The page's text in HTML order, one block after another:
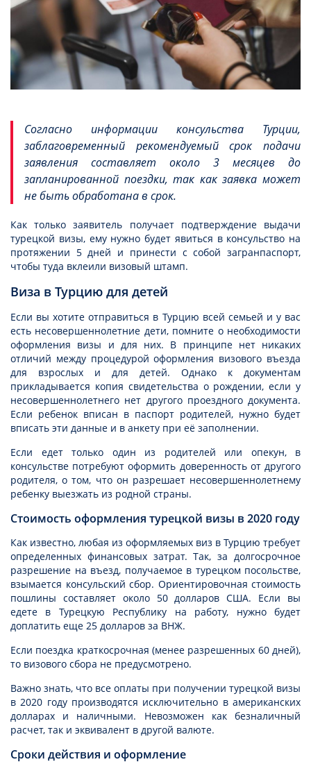
Согласно информации консульства Турции,
заблаговременный рекомендуемый срок подачи
заявления составляет около 3 месяцев до
запланированной поездки, так как заявка может
не быть обработана в срок.
Как только заявитель получает подтверждение выдачи
турецкой визы, ему нужно будет явиться в консульство на
протяжении 5 дней и принести с собой загранпаспорт,
чтобы туда вклеили визовый штамп.
Виза в Турцию для детей
Если вы хотите отправиться в Турцию всей семьей и у вас
есть несовершеннолетние дети, помните о необходимости
оформления визы и для них. В принципе нет никаких
отличий между процедурой оформления визового въезда
для взрослых и для детей. Однако к документам
прикладывается копия свидетельства о рождении, если у
несовершеннолетнего нет другого проездного документа.
Если ребенок вписан в паспорт родителей, нужно будет
вписать эти данные и в анкету при её заполнении.
Если едет только один из родителей или опекун, в
консульстве потребуют оформить доверенность от другого
родителя, о том, что он разрешает несовершеннолетнему
ребенку выезжать из родной страны.
Стоимость оформления турецкой визы в 2020 году
Как известно, любая из оформляемых виз в Турцию требует
определенных финансовых затрат. Так, за долгосрочное
разрешение на въезд, получаемое в турецком посольстве,
взымается консульский сбор. Ориентировочная стоимость
пошлины составляет около 50 долларов США. Если вы
едете в Турецкую Республику на работу, нужно будет
доплатить еще 25 долларов за ВНЖ.
Если поездка краткосрочная (менее разрешенных 60 дней),
то визового сбора не предусмотрено.
Важно знать, что все оплаты при получении турецкой визы
в 2020 году производятся исключительно в американских
долларах и наличными. Невозможен как безналичный
расчет, так и эквивалент в другой валюте.
Сроки действия и оформление